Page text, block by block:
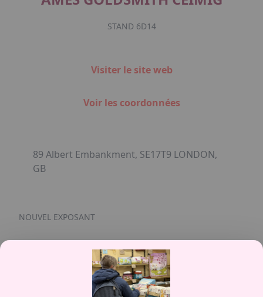
STAND 6D14
Visiter le site web
Voir les coordonnées
89 Albert Embankment, SE17T9 LONDON,
GB
NOUVEL EXPOSANT